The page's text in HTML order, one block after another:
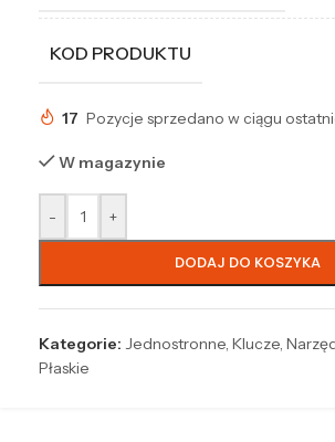
KOD PRODUKTU
17 Pozycje sprzedano w ciągu
W magazynie
- +
DODAJ DO KOSZYKA
Kategorie: Jednostronne, Klucze,
Płaskie